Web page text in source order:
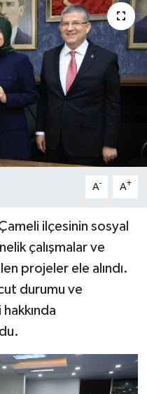
A- A+
ilçesinin sosyal
çalışmalar ve
projeler ele alındı.
durumu ve